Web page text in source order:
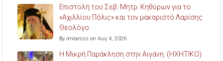
Επιστολή του Σεβ. Μητρ. Κηθύρων για το
«Αχιλλίου Πόλις» και τον μακαριστό Λαρίσης
Θεολόγο.
By imlarisis on Αυγ 4, 2026
Η Μικρή Παράκληση στην Αιγάνη. (ΗΧΗΤΙΚΟ)